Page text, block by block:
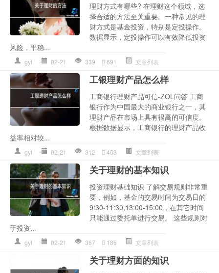
理财方式有哪些? 在理财这个领域，选
择合适的方法至关重要。一种常见的理
财方式是基金投资，特别是定投操作。
数据显示，定投操作可以有效降低投资
风险，平稳...
gyl 02-21 339 691 文章列表
工银理财产品怎么样
工商银行理财产品可信-ZOL问答 工商
银行作为中国最大的商业银行之一，其
理财产品在市场上具有很高的可信度。
根据数据显示，工商银行的理财产品收
益率相对较...
gyl 02-21 312 463 文章列表
关于理财的基本知识
投资理财基础知识 了解交易规则非常重
要，例如，基金的交易时间为交易日的
9:30-11:30,13:00-15:00，在其它时间
只能通过委托单进行交易。 这些规则对
于投资...
gyl 02-21 367 186 文章列表
关于理财方面的知识